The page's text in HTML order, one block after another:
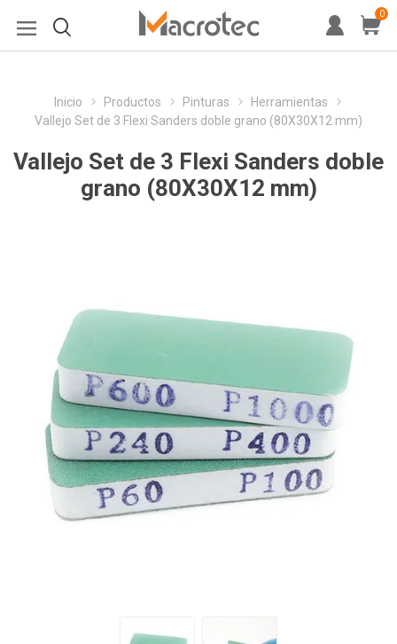
0
Inicio Productos Pinturas
Herramientas
Vallejo Set de 3 Flexi Sanders doble grano (80X30X12 mm)
Vallejo Set de 3 Flexi Sanders doble
grano (80X30X12 mm)